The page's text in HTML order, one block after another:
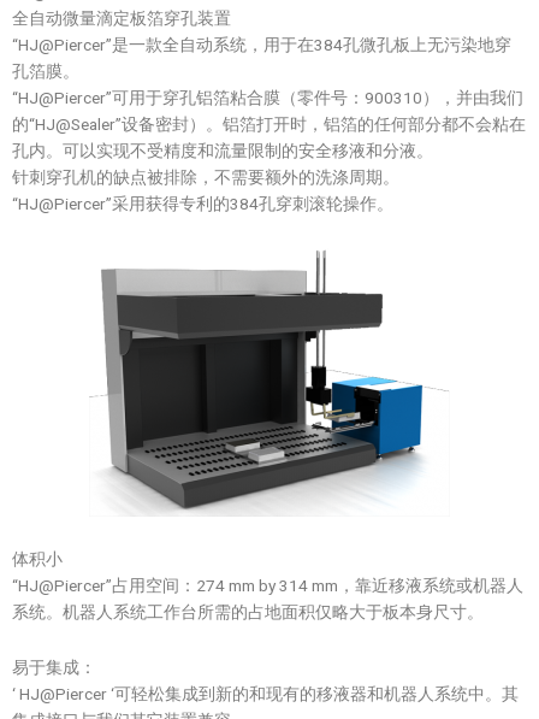
全自动微量滴定板箔穿孔装置
“HJ@Piercer”是一款全自动系统，用于在384孔微孔板上无污染地穿
孔箔膜。
“HJ@Piercer”可用于穿孔铝箔粘合膜（零件号：900310），并由我们
的“HJ@Sealer”设备密封）。铝箔打开时，铝箔的任何部分都不会粘在
孔内。可以实现不受精度和流量限制的安全移液和分液。
针刺穿孔机的缺点被排除，不需要额外的洗涤周期。
“HJ@Piercer”采用获得专利的384孔穿刺滚轮操作。
体积小
“HJ@Piercer”占用空间：274 mm by 314 mm，靠近移液系统或机器人
系统。机器人系统工作台所需的占地面积仅略大于板本身尺寸。
易于集成：
‘ HJ@Piercer ‘可轻松集成到新的和现有的移液器和机器人系统中。其